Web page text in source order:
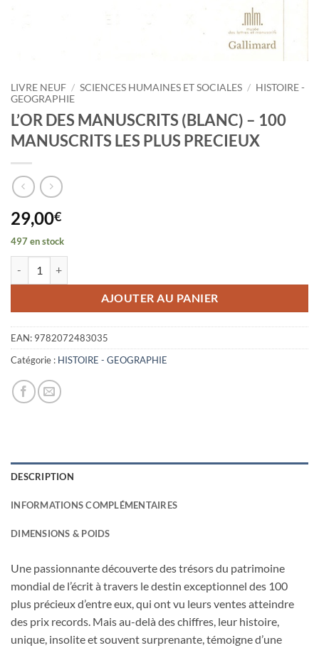
LIVRE NEUF / SCIENCES HUMAINES ET SOCIALES / HISTOIRE -
GEOGRAPHIE
L’OR DES MANUSCRITS (BLANC) – 100
MANUSCRITS LES PLUS PRECIEUX
29,00€
497 en stock
AJOUTER AU PANIER
EAN: 9782072483035
Catégorie : HISTOIRE - GEOGRAPHIE
DESCRIPTION
INFORMATIONS COMPLÉMENTAIRES
DIMENSIONS & POIDS
Une passionnante découverte des trésors du patrimoine
mondial de l’écrit à travers le destin exceptionnel des 100
plus précieux d’entre eux, qui ont vu leurs ventes atteindre
des prix records. Mais au-delà des chiffres, leur histoire,
unique, insolite et souvent surprenante, témoigne d’une